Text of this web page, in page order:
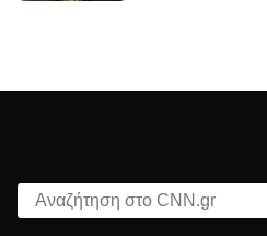
Αναζήτηση στο CNN.gr